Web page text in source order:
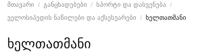
მთავარი განცხადებები
სპორტი და დასვენება
ველოსიპედის ნაწილები და აქსესუარები
ხელთათმანი
ხელთათმანი